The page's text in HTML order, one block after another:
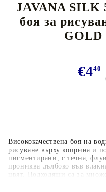
JAVANA SILK
боя за
€440
Висококачествена боя на
рисуване върху коприна и
пигментирани, с течна,
прониква дълбоко във
цвят. Подходящи са за